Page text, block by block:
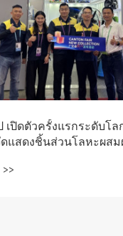
เปิดตัวครั้งแรกระดับโ
แสดงชิ้นส่วนโลหะผส